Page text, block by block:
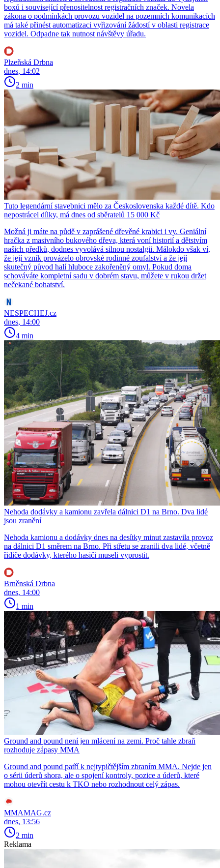
boxů i související přenositelnost registračních značek. Novela
zákona o podmínkách provozu vozidel na pozemních komunikacích
má také přinést automatizaci vyřizování žádostí v oblasti registrace
vozidel. Odpadne tak nutnost návštěvy úřadu.
Plzeňská Drbna
dnes, 14:02
2 min
Tuto legendární stavebnici mělo za Československa každé dítě. Kdo
nepostrácel dílky, má dnes od sběratelů 15 000 Kč
Možná ji máte na půdě v zaprášené dřevěné krabici i vy. Geniální
hračka z masivního bukového dřeva, která voní historií a dětstvím
našich předků, dodnes vyvolává silnou nostalgii. Málokdo však ví,
že její vznik provázelo obrovské rodinné zoufalství a že její
skutečný původ halí hluboce zakořeněný omyl. Pokud doma
schováváte kompletní sadu v dobrém stavu, můžete v rukou držet
nečekané bohatství.
NESPECHEJ.cz
dnes, 14:00
4 min
Nehoda dodávky a kamionu zavřela dálnici D1 na Brno. Dva lidé
jsou zranění
Nehoda kamionu a dodávky dnes na desítky minut zastavila provoz
na dálnici D1 směrem na Brno. Při střetu se zranili dva lidé, včetně
řidiče dodávky, kterého hasiči museli vyprostit.
Brněnská Drbna
dnes, 14:00
1 min
Ground and pound není jen mlácení na zemi. Proč tahle zbraň
rozhoduje zápasy MMA
Ground and pound patří k nejtypičtějším zbraním MMA. Nejde jen
o sérii úderů shora, ale o spojení kontroly, pozice a úderů, které
mohou otevřít cestu k TKO nebo rozhodnout celý zápas.
MMAMAG.cz
dnes, 13:56
2 min
Reklama